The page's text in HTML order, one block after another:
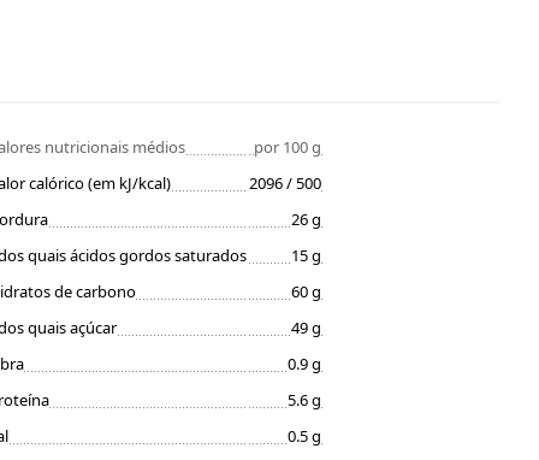
nutricionais médios
por 100 g
calórico (em kJ/kcal)
2096 / 500
26 g
quais ácidos gordos saturados
15 g
de carbono
60 g
quais açúcar
49 g
0.9 g
5.6 g
0.5 g